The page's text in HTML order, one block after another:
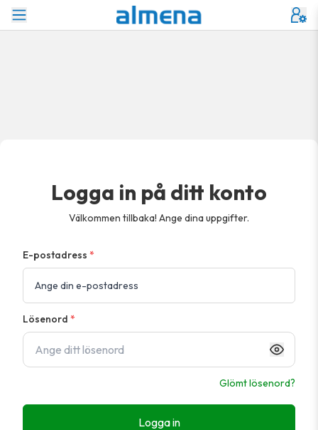
Logga in på ditt konto
Välkommen tillbaka! Ange dina uppgifter.
E-postadress *
Lösenord *
Glömt lösenord?
Logga in